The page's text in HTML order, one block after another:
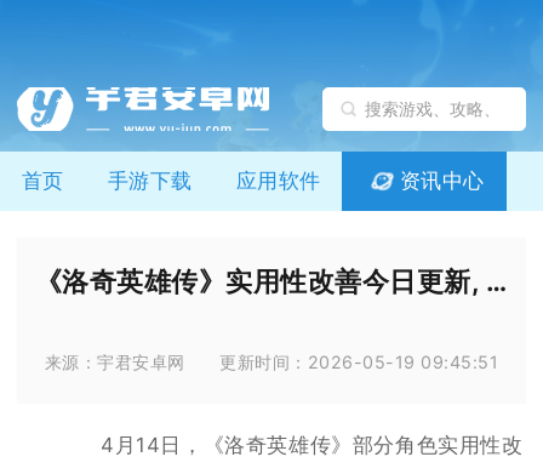
首页 手游下载 应用软件 资讯中心
《洛奇英雄传》实用性改善今日更新, 黯黑信条新装上线
来源：宇君安卓网 更新时间：2026-05-19 09:45:51
4月14日，《洛奇英雄传》部分角色实用性改